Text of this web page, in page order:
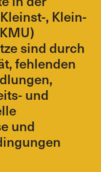
, Klein-
sind durch
fehlenden
und
und